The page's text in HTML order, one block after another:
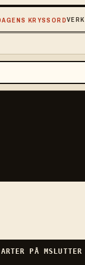
KRYSSORD
PÅ M